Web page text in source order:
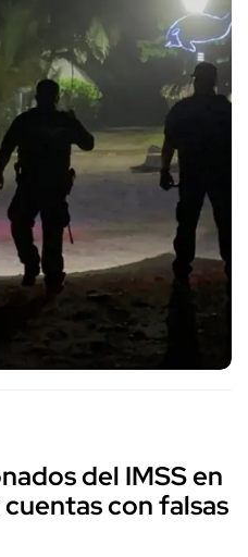
del IMSS en
con falsas